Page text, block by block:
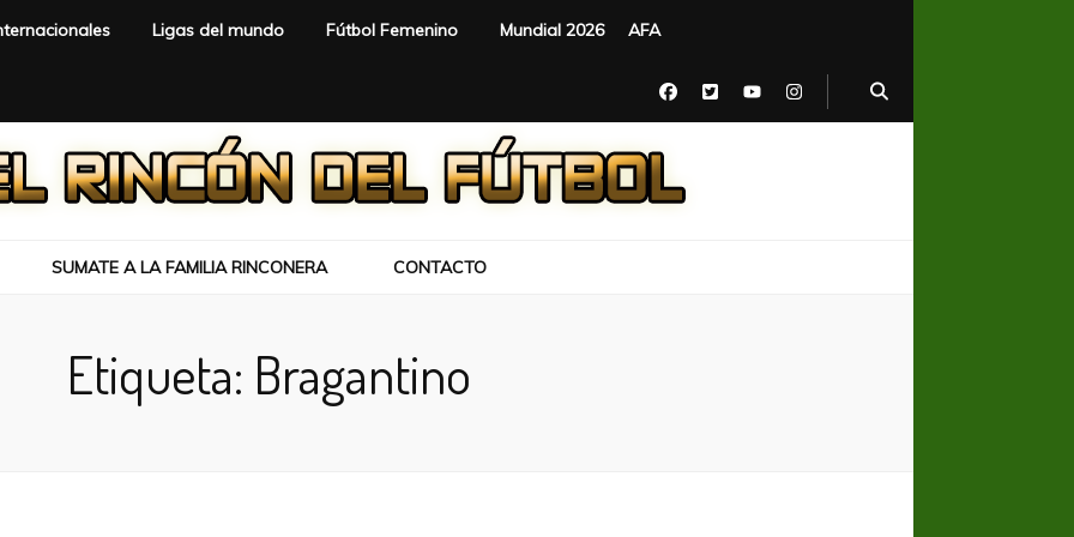
Ligas del mundo Fútbol Femenino Mundial 2026 AFA
SUMATE A LA FAMILIA RINCONERA CONTACTO
Etiqueta: Bragantino